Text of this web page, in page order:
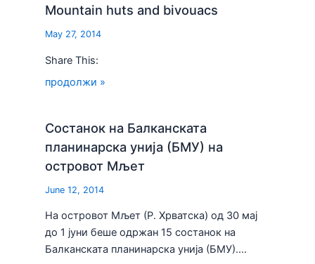
Mountain huts and bivouacs
May 27, 2014
Share This:
продолжи »
Состанок на Балканската
планинарска унија (БМУ) на
островот Мљет
June 12, 2014
На островот Мљет (Р. Хрватска) од 30 мај
до 1 јуни беше одржан 15 состанок на
Балканската планинарска унија (БМУ).…